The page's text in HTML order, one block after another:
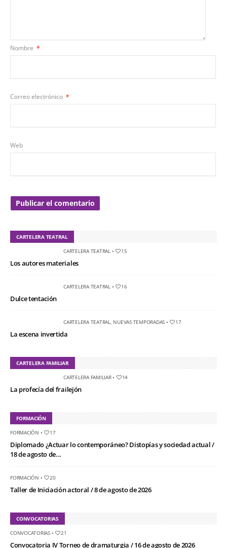
Nombre *
Correo electrónico *
Web
CARTELERA TEATRAL
CARTELERA TEATRAL• 15
Los autores materiales
CARTELERA TEATRAL• 16
Dulce tentación
CARTELERA TEATRAL, NUEVAS TEMPORADAS • 17
La escena invertida
CARTELERA FAMILIAR
CARTELERA FAMILIAR• 14
La profecía del frailejón
FORMACIÓN
FORMACIÓN • 17
Diplomado ¿Actuar lo contemporáneo? Distopías y sociedad actual /
18 de agosto de...
FORMACIÓN • 20
Taller de Iniciación actoral / 8 de agosto de 2026
CONVOCATORIAS
CONVOCATORIAS• 21
Convocatoria IV Torneo de dramaturgia / 16 de agosto de 2026